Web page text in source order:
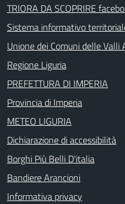
TRIORA DA SCOPRIRE
Sistema informativo
Unione dei Comuni delle
Regione Liguria
PREFETTURA DI IMPERIA
Provincia di Imperia
METEO LIGURIA
Dichiarazione di accessibilità
Borghi Più Belli D'italia
Bandiere Arancioni
Informativa privacy